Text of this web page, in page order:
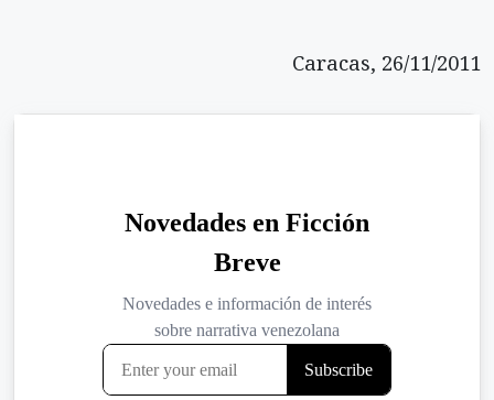
Caracas, 26/11/2011